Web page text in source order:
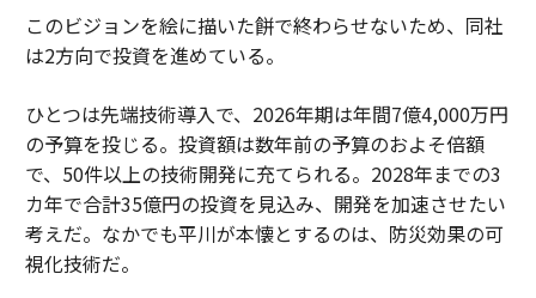
このビジョンを絵に描いた餅で終わらせないため、同社
は2方向で投資を進めている。
ひとつは先端技術導入で、2026年期は年間7億4,000万円
の予算を投じる。投資額は数年前の予算のおよそ倍額
で、50件以上の技術開発に充てられる。2028年までの3
カ年で合計35億円の投資を見込み、開発を加速させたい
考えだ。なかでも平川が本懐とするのは、防災効果の可
視化技術だ。